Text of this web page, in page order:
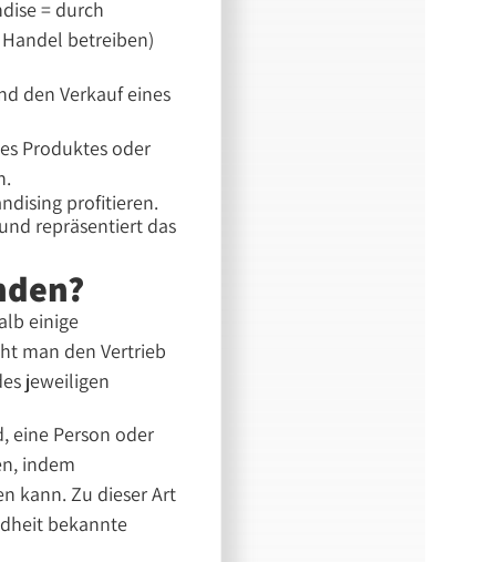
= durch
betreiben)
den Verkauf eines
Produktes oder
profitieren.
repräsentiert das
einige
man den Vertrieb
jeweiligen
eine Person oder
indem
kann. Zu dieser Art
bekannte